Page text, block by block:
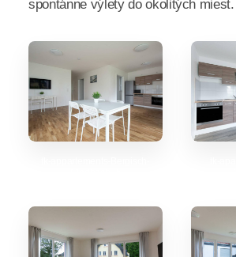
spontánne výlety do okolitých miest.